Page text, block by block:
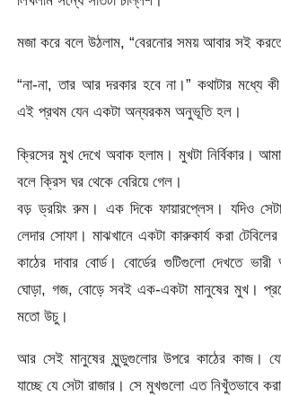
মজা করে বলে উঠলাম, “বেরনোর সময় আবার সই
“না-না, তার আর দরকার হবে না।” কথাটার মধ্যে
এই প্রথম যেন একটা অন্যরকম অনুভূতি হল।
ক্রিসের মুখ দেখে অবাক হলাম। মুখটা নির্বিকার।
বলে ক্রিস ঘর থেকে বেরিয়ে গেল।
বড় ড্রয়িং রুম। এক দিকে ফায়ারপ্লেস। যদিও
লেদার সোফা। মাঝখানে একটা কারুকার্য করা
কাঠের দাবার বোর্ড। বোর্ডের গুটিগুলো দেখতে
ঘোড়া, গজ, বোড়ে সবই এক-একটা মানুষের মুখ।
মতো উচু।
আর সেই মানুষের মুন্ডুগুলোর উপরে কাঠের কাজ।
যাচ্ছে যে সেটা রাজার। সে মুখগুলো এত নিখুঁতভাবে